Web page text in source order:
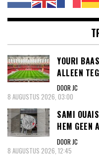
YOURI
ALLEEN
DOOR JC
8 AUGUSTUS 2026, 03:00
SAMI
HEM GEEN
DOOR JC
8 AUGUSTUS 2026, 12:45